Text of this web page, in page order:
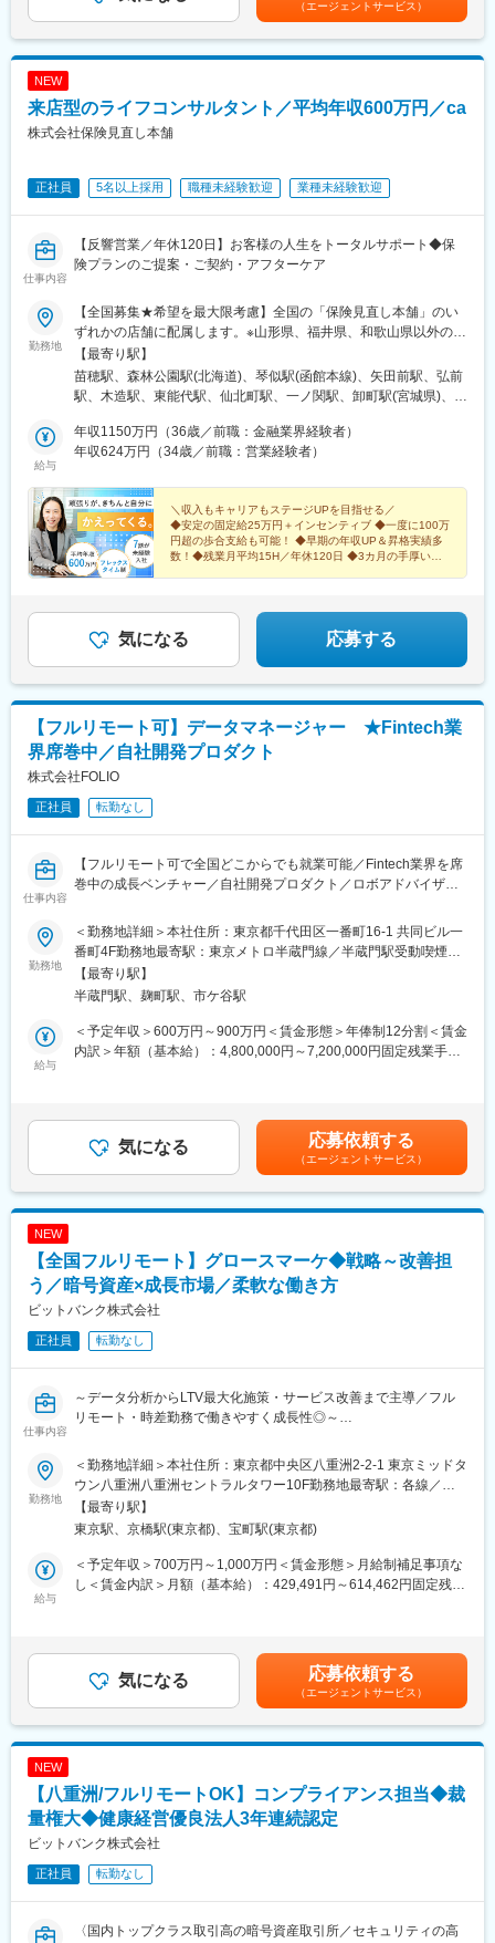
店、鹿児島支店、佐世保支店等）での確定となります。
変更の範囲：会社の定める業務
アドバイス、創業支援、再生支援などの総合的な金融サービスを
て向けた財務をはじめとした支援策を社長や財務部門トップに提
案をしていきます。
・財務支援以外にも豊富なソリューションを活用し、幅のある提
おり、個人の定量的なノルマ設定はありません。
・戦略的に訪問先を選定し、仮説提案型の営業を行っていただき
・取引先は法人特化であり、ソリューション提供の専門性をより
高めることができます。
■今後のキャリアパス事例：
営業でご活躍いただいた後にスタートアップ営業室や投資開発事
す。
キャリアチャレンジの希望については前向きに考慮いただけま
■当金庫働き方と魅力：
・住宅手当も最大8割支給と充実した福利厚生制度がございます！
・初任地は九州エリア（長崎支店、熊本支店、大分支店、宮崎支
店、鹿児島支店、佐世保支店等）となります。
・平均残業時間については20時間以内です。
・リモートワークや顧客向け直行・直帰も可能です。
変更の範囲：会社の定める業務
（エージェントサービス）
NEW
来店型のライフコンサルタント／平均年収600万円／ca
株式会社保険見直し本舗
正社員 5名以上採用 職種未経験歓迎 業種未経験歓迎
仕事内容
【反響営業／年休120日】お客様の人生をトータルサポート◆保
険プランのご提案・ご契約・アフターケア
勤務地
【全国募集★希望を最大限考慮】全国の「保険見直し本舗」のい
ずれかの店舗に配属します。※山形県、福井県、和歌山県以外の
44都道府県で募集※希望勤務地がある場合、希望条件に希望都道
府県を選択の上ご応募下さい。※希望を最大限考慮します。※面接
は希望の勤務地付近またはオンラインで行います。※店舗により自
【最寄り駅】
苗穂駅、森林公園駅(北海道)、琴似駅(函館本線)、矢田前駅、弘前
駅、木造駅、東能代駅、仙北町駅、一ノ関駅、卸町駅(宮城県)、新
駅、仙台駅(地下鉄)、泉中央駅、本塩釜駅、古川駅、杜せきのした
駅、新利府駅、泉駅(常磐線)、新白河駅、砺波駅、富山駅、宇野気
野県)、前橋大島駅、下新田駅、渡瀬駅(群馬県)、国定駅、群馬総
社駅、鹿沼駅、小山駅、雀宮駅、宇都宮駅、新栃木駅、黒磯駅、
阿字ケ浦駅、偕楽園駅、土浦駅、研究学園駅、国母駅、新宿駅、
荻窪駅、吉祥寺駅、立川駅、京王多摩センター駅、狭間駅、経堂
駅、若葉台駅、武蔵小金井駅、武蔵境駅、武蔵砂川駅、箱根ケ崎
駅、神田駅(東京都)、光が丘駅、勝どき駅、豊洲駅、南砂町駅、西
葛西駅、南町田グランベリーパーク駅、町田駅、大森町駅、南千
駅、花崎駅、蓮田駅、武蔵浦和駅、鴻巣駅、桶川駅、上熊谷駅、
深谷駅、鷲宮駅、蕨駅、南羽生駅、与野駅、本庄駅、上尾駅、八
潮駅、船橋駅、京成幕張駅、稲毛海岸駅、土気駅、五井駅、木更
津駅、南柏駅、我孫子駅、地区センター駅、新鎌ケ谷駅、千葉ニ
ュータウン中央駅、新浦安駅、松岸駅、流山おおたかの森駅、稲
毛駅、千葉中央駅、公津の杜駅、千葉寺駅、橋本駅(神奈川県)、本
厚木駅、東戸塚駅、鴨宮駅、金沢八景駅(横浜シーサイドライン)、
上大岡駅、戸塚駅、海老名駅(相鉄・小田急)、東逗子駅、北茅ケ崎
駅、平塚駅、大船駅、中央林間駅、三ツ境駅、綱島駅、センター
北駅、みなとみらい駅、二俣川駅、青葉台駅、武蔵小杉駅、小田
なめり駅、西掛川駅、浜北駅、新富士駅(静岡県)、磐田駅、島田駅
(静岡県)、新瑞橋駅、聚楽園駅、りんくう常滑駅、南荒子駅、鳴海
駅、緒川駅、三河安城駅、芦原駅、六名駅、豊田市駅、伏見駅(愛
知県)、杁ケ池公園駅、日進駅(愛知県)、小田井駅、上飯田駅、扶
(名鉄線)、高茶屋駅、松阪駅、櫛田駅、玉垣駅、西桑名駅、堅田
駅、長浜駅、草津駅(滋賀県)、八日市駅、ひこね芹川駅、尼崎駅
駅、宇野辺駅、枚方市駅、星田駅、池田駅(大阪府)、岸辺駅、万博
記念公園駅、近鉄八尾駅、天王寺駅前駅、なんば駅(南海線)、住道
駅、森ノ宮駅、白鷺駅、新金岡駅、泉ケ丘駅、深井駅、和泉中央
駅、東岸和田駅、野田駅(阪神線)、箕面萱野駅、緑地公園駅、大阪
上本町駅、春木駅、河内天美駅、学園前駅(奈良県)、金橋駅、近鉄
下祇園駅、矢賀駅、八丁堀駅(広島県)、楽々園駅、下松駅(山口
県)、出雲市駅、いよ立花駅、新居浜駅、今治駅、東津山駅、球場
前駅(岡山県)、新倉敷駅、法界院駅、西川原駅、上道駅(岡山県)、
伯耆大山駅、湖山駅、徳島駅、鳴門駅、綾川駅、香西駅、潟元
駅、高松駅(香川県)、高知駅、二島駅、白木原駅、新宮中央駅、博
多駅、西鉄福岡駅、橋本駅(福岡県)、都府楼南駅、西新駅、赤間
駅、南福岡駅、馬出九大病院前駅、新栄町駅(福岡県)、遠賀野駅、
西鉄久留米駅、小倉駅(福岡県)、福間駅、酒殿駅、滝尾駅、別府駅
(大分県)、中津駅(大分県)、大村駅(長崎県)、千歳町駅(長崎県)、肥
線)、谷山駅(鹿児島市電)、赤嶺駅、首里駅、てだこ浦西駅、古島
駅、琴似駅(札幌市営)、中央弘前駅、仙台駅、城下駅(長野県)、新
桐生駅、宇都宮駅東口駅、新宿三丁目駅、井の頭公園駅、立川南
駅、小田急多摩センター駅、宮の坂駅、はるひ野駅、布田駅、府
越駅、南越谷駅、北与野駅、東海神駅、幕張駅、公園駅、葭川公
園駅、金沢八景駅(京急線)、海老名駅(相模線)、茅ケ崎駅、新高島
新八日市駅、甲子園駅、山陽明石駅、岩屋駅(兵庫県)、山陽姫路
駅、京都駅、新田辺駅、高槻市駅、茨木駅、宮之阪駅、正雀駅、
公園東口駅、大阪阿部野橋駅、なんば駅(地下鉄)、なかもず駅、野
田阪神駅、谷町九丁目駅、富雄駅、香芝駅、新井口駅、宇品五丁
目駅、胡町駅、眉山ロープウェイ山麓駅、琴電屋島駅、高松築港
駅、祇園駅(福岡県)、天神駅、雑餉隈駅、箱崎宮前駅、平和通駅、
宿駅(東京メトロ)、立川北駅、多摩センター駅、黒川駅(神奈川
県)、府中本町駅、向原駅(東京都)、岩本町駅、さいたま新都心
駅、京成船橋駅、井野駅(千葉県)、京成千葉駅、新丸子駅、浜松
駅、日吉町駅、妙音通駅、灘駅、九条駅(京都府)、天王寺駅、大国
町駅、中百舌鳥駅、海老江駅、草津南駅、宇品四丁目駅、立町
給与
年収1150万円（36歳／前職：金融業界経験者）
年収624万円（34歳／前職：営業経験者）
＼収入もキャリアもステージUPを目指せる／
◆安定の固定給25万円＋インセンティブ ◆一度に100万
円超の歩合支給も可能！ ◆早期の年収UP＆昇格実績多
数！◆残業月平均15H／年休120日 ◆3カ月の手厚い研
気になる 応募する
【フルリモート可】データマネージャー ★Fintech業
界席巻中／自社開発プロダクト
株式会社FOLIO
正社員 転勤なし
仕事内容
【フルリモート可で全国どこからでも就業可能／Fintech業界を席
巻中の成長ベンチャー／自社開発プロダクト／ロボアドバイザー
■業務概要：
2015年創業のオンライン証券会社で、toC/toB向け資産運用サービ
ス事業を軸に急成長中の当社。弊社ビジネスの拡大に伴い、各事
業を一層スケールするために、データ関連の利活用を主導するメ
ンバーを募集します。
しての活動を担当いただきます。専任チームの立ち上げから行っ
ていただきます。
・FOLIOにおける全社的なデータ利活用のロードマップの策定
ン支援等を実施
■技術環境
テナ開発ツール(DockerDesktop…etc)
年休120日×土日祝休みと非常に働きやすい環境です。
またフルリモート可能で、全国どこからでも就業可能ですので、
■当社について
FOLIOは2015年創業のオンライン証券会社です。資産運用一任サ
ービス「ROBOPRO」等を提供するProduct事業（toC）、資産運
の事業を柱にして、新しい証券の世界を切り開いています。
「ROBO PRO」が2023年4月に金融庁より公表されたロボアドバ
連結子会社化し、これによりAI投資サービスの拡充・精度向上が
可能となり、更なる成長が見込まれております。
勤務地
＜勤務地詳細＞本社住所：東京都千代田区一番町16-1 共同ビル一
番町4F勤務地最寄駅：東京メトロ半蔵門線／半蔵門駅受動喫煙対
策：屋内全面禁煙
【最寄り駅】
半蔵門駅、麹町駅、市ケ谷駅
給与
＜予定年収＞600万円～900万円＜賃金形態＞年俸制12分割＜賃金
内訳＞年額（基本給）：4,800,000円～7,200,000円固定残業手当/
＜給与補足＞※給与詳細は経験・スキルを考慮して決定いたしま
す。賃金はあくまでも目安の金額であり、選考を通じて上下する
可能性があります。月給(月額)は固定手当を含めた表記です。
気になる 応募依頼する
（エージェントサービス）
NEW
【全国フルリモート】グロースマーケ◆戦略～改善担
う／暗号資産×成長市場／柔軟な働き方
ビットバンク株式会社
正社員 転勤なし
仕事内容
～データ分析からLTV最大化施策・サービス改善まで主導／フル
リモート・時差勤務で働きやすく成長性◎～
応用によって「オープンでフェアな社会を実現する」ことを目指
すVisionとしています。
■職務内容：グロースマーケティング担当として、以下業務をお任
せします。
・グロースマーケティングの短期、中長期戦略の策定
・データ分析後、顧客LTV最大化を目的とした各種マーケティン
■ポジションについて：
グロースマーケティング担当は、ビットバンクのサービス内各種
データの計測および分析を通じて、マーケティング施策やサービ
■募集背景：
当社は日本最大級の暗号資産取引所「bitbank.cc」を運営してお
おります。今回、グロース業務を担当していただき、業界の発展
内最大級の銘柄数を取り扱っており、2022年は平均で国内現物取
勤務地
＜勤務地詳細＞本社住所：東京都中央区八重洲2-2-1 東京ミッドタ
ウン八重洲八重洲セントラルタワー10F勤務地最寄駅：各線／五
反田駅受動喫煙対策：屋内全面禁煙変更の範囲：会社の定める事
業所（リモートワーク含む）
【最寄り駅】
東京駅、京橋駅(東京都)、宝町駅(東京都)
給与
＜予定年収＞700万円～1,000万円＜賃金形態＞月給制補足事項な
し＜賃金内訳＞月額（基本給）：429,491円～614,462円固定残業
給与補足＞想定年収は月給×12ヶ月時間外手当相当額（45時
間）：154,509円～219,538円※45時間を超える時間外労働分につ
いての割増賃金は追加で支給賃金はあくまでも目安の金額であ
り、選考を通じて上下する可能性があります。月給(月額)は固定手
当を含めた表記です。
気になる 応募依頼する
（エージェントサービス）
NEW
【八重洲/フルリモートOK】コンプライアンス担当◆裁
量権大◆健康経営優良法人3年連続認定
ビットバンク株式会社
正社員 転勤なし
〈国内トップクラス取引高の暗号資産取引所／セキュリティの高